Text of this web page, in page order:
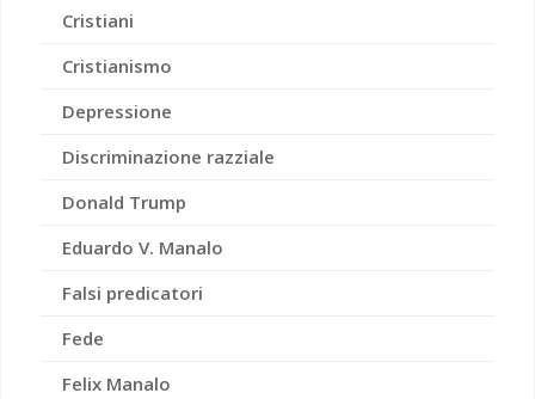
Cristiani
Cristianismo
Depressione
Discriminazione razziale
Donald Trump
Eduardo V. Manalo
Falsi predicatori
Fede
Felix Manalo